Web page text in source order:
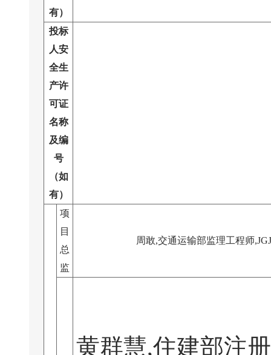
有）
投标
人安
全生
产许
可证
名称
及编
号
（如
有）
项
目
总
监
周敢,交通运输部监理工程师
黄群慧,住建部注